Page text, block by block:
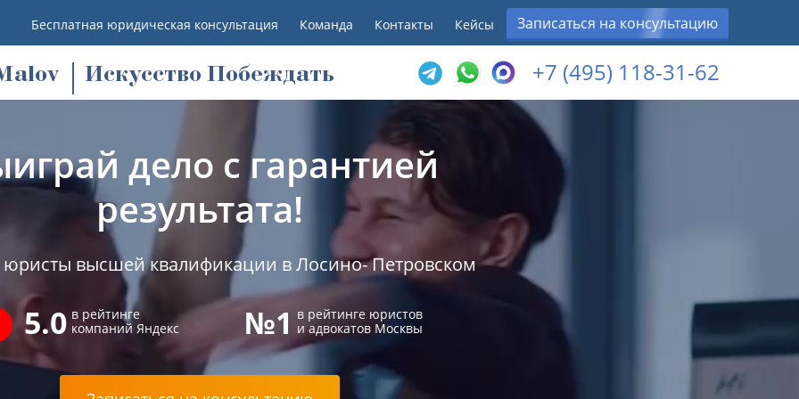
Бесплатная юридическая консультация Команда Контакты Кейсы Записаться на консультацию
alov Искусство Побеждать +7 (495) 118-31-62
дело с гарантией
результата!
высшей квалификации в Лосино- Петровском
5.0 в рейтинге
компаний Яндекс
№1 в рейтинге юристов
и адвокатов Москвы